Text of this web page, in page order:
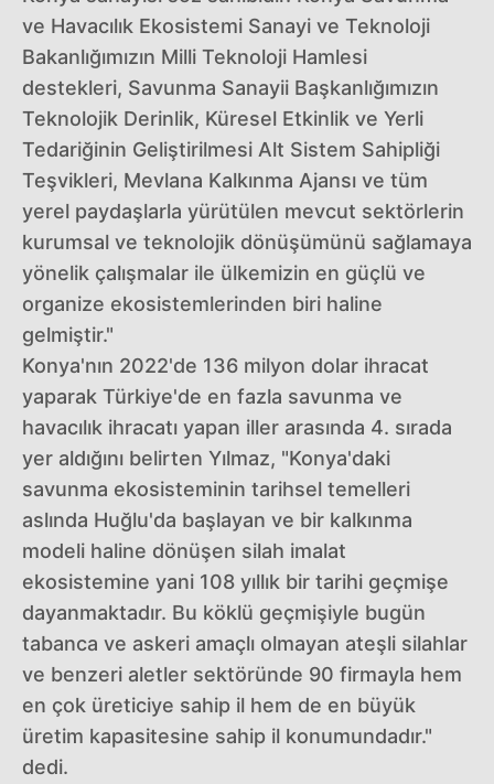
ve Havacılık Ekosistemi Sanayi ve Teknoloji
Bakanlığımızın Milli Teknoloji Hamlesi
destekleri, Savunma Sanayii Başkanlığımızın
Teknolojik Derinlik, Küresel Etkinlik ve Yerli
Tedariğinin Geliştirilmesi Alt Sistem Sahipliği
Teşvikleri, Mevlana Kalkınma Ajansı ve tüm
yerel paydaşlarla yürütülen mevcut sektörlerin
kurumsal ve teknolojik dönüşümünü sağlamaya
yönelik çalışmalar ile ülkemizin en güçlü ve
organize ekosistemlerinden biri haline
gelmiştir."
Konya'nın 2022'de 136 milyon dolar ihracat
yaparak Türkiye'de en fazla savunma ve
havacılık ihracatı yapan iller arasında 4. sırada
yer aldığını belirten Yılmaz, "Konya'daki
savunma ekosisteminin tarihsel temelleri
aslında Huğlu'da başlayan ve bir kalkınma
modeli haline dönüşen silah imalat
ekosistemine yani 108 yıllık bir tarihi geçmişe
dayanmaktadır. Bu köklü geçmişiyle bugün
tabanca ve askeri amaçlı olmayan ateşli silahlar
ve benzeri aletler sektöründe 90 firmayla hem
en çok üreticiye sahip il hem de en büyük
üretim kapasitesine sahip il konumundadır."
dedi.